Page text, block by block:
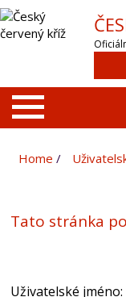
Home
Tato stránka
Uživatelské jméno: